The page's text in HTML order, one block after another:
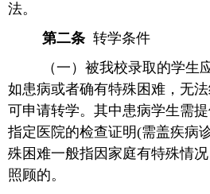
法。
第二条 转学条件
（一）被我校录取的学生
如患病或者确有特殊困难，无
可申请转学。其中患病学生需
指定医院的检查证明(需盖疾病
殊困难一般指因家庭有特殊情
照顾的。